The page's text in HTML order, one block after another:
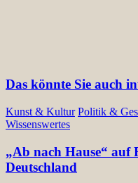
Das könnte Sie auch
Kunst & Kultur Politik &
Wissenswertes
„Ab nach Hause“ auf
Deutschland